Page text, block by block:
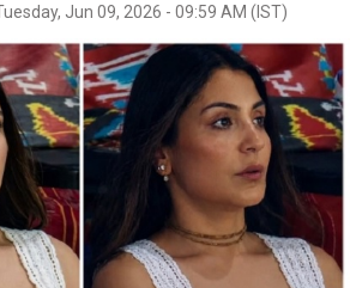
Jun 09, 2026 - 09:59 AM (IST)